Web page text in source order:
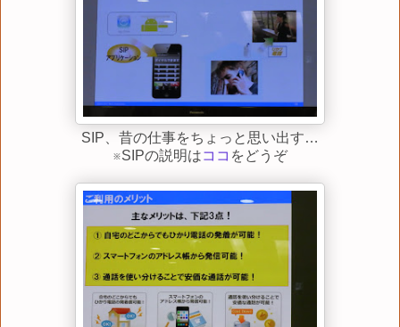
SIP、昔の仕事をちょっと思い出す…
※SIPの説明はココ をどうぞ